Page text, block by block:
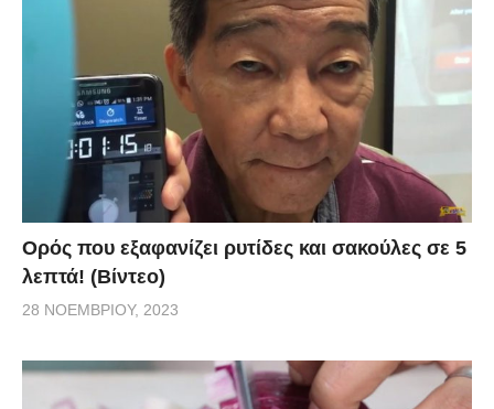
Ορός που εξαφανίζει ρυτίδες και σακούλες σε 5
λεπτά! (Βίντεο)
28 ΝΟΕΜΒΡΊΟΥ, 2023